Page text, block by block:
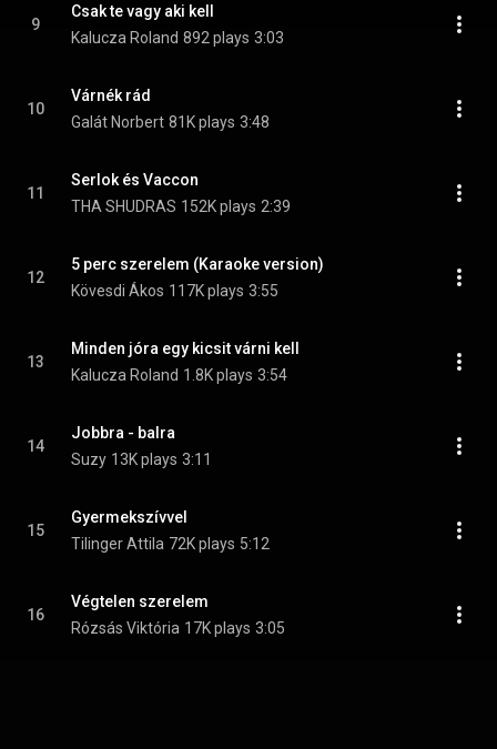
9
Csak te vagy aki kell
Kalucza Roland 892 plays 3:03
10
Várnék rád
Galát Norbert 81K plays 3:48
11
Serlok és Vaccon
THA SHUDRAS 152K plays 2:39
12
5 perc szerelem (Karaoke version)
Kövesdi Ákos 117K plays 3:55
13
Minden jóra egy kicsit várni kell
Kalucza Roland 1.8K plays 3:54
14
Jobbra - balra
Suzy 13K plays 3:11
15
Gyermekszívvel
Tilinger Attila 72K plays 5:12
16
Végtelen szerelem
Rózsás Viktória 17K plays 3:05